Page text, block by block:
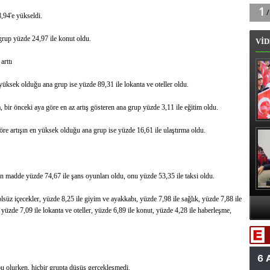
yükseldi.
yüzde 24,97 ile konut oldu.
yüksek olduğu ana grup ise yüzde 89,31 ile lokanta ve oteller oldu.
bir önceki aya göre en az artış gösteren ana grup yüzde 3,11 ile eğitim oldu.
artışın en yüksek olduğu ana grup ise yüzde 16,61 ile ulaştırma oldu.
madde yüzde 74,67 ile şans oyunları oldu, onu yüzde 53,35 ile taksi oldu.
içecekler, yüzde 8,25 ile giyim ve ayakkabı, yüzde 7,98 ile sağlık, yüzde 7,88 ile
7,09 ile lokanta ve oteller, yüzde 6,89 ile konut, yüzde 4,28 ile haberleşme,
olurken, hiçbir grupta düşüş gerçekleşmedi.